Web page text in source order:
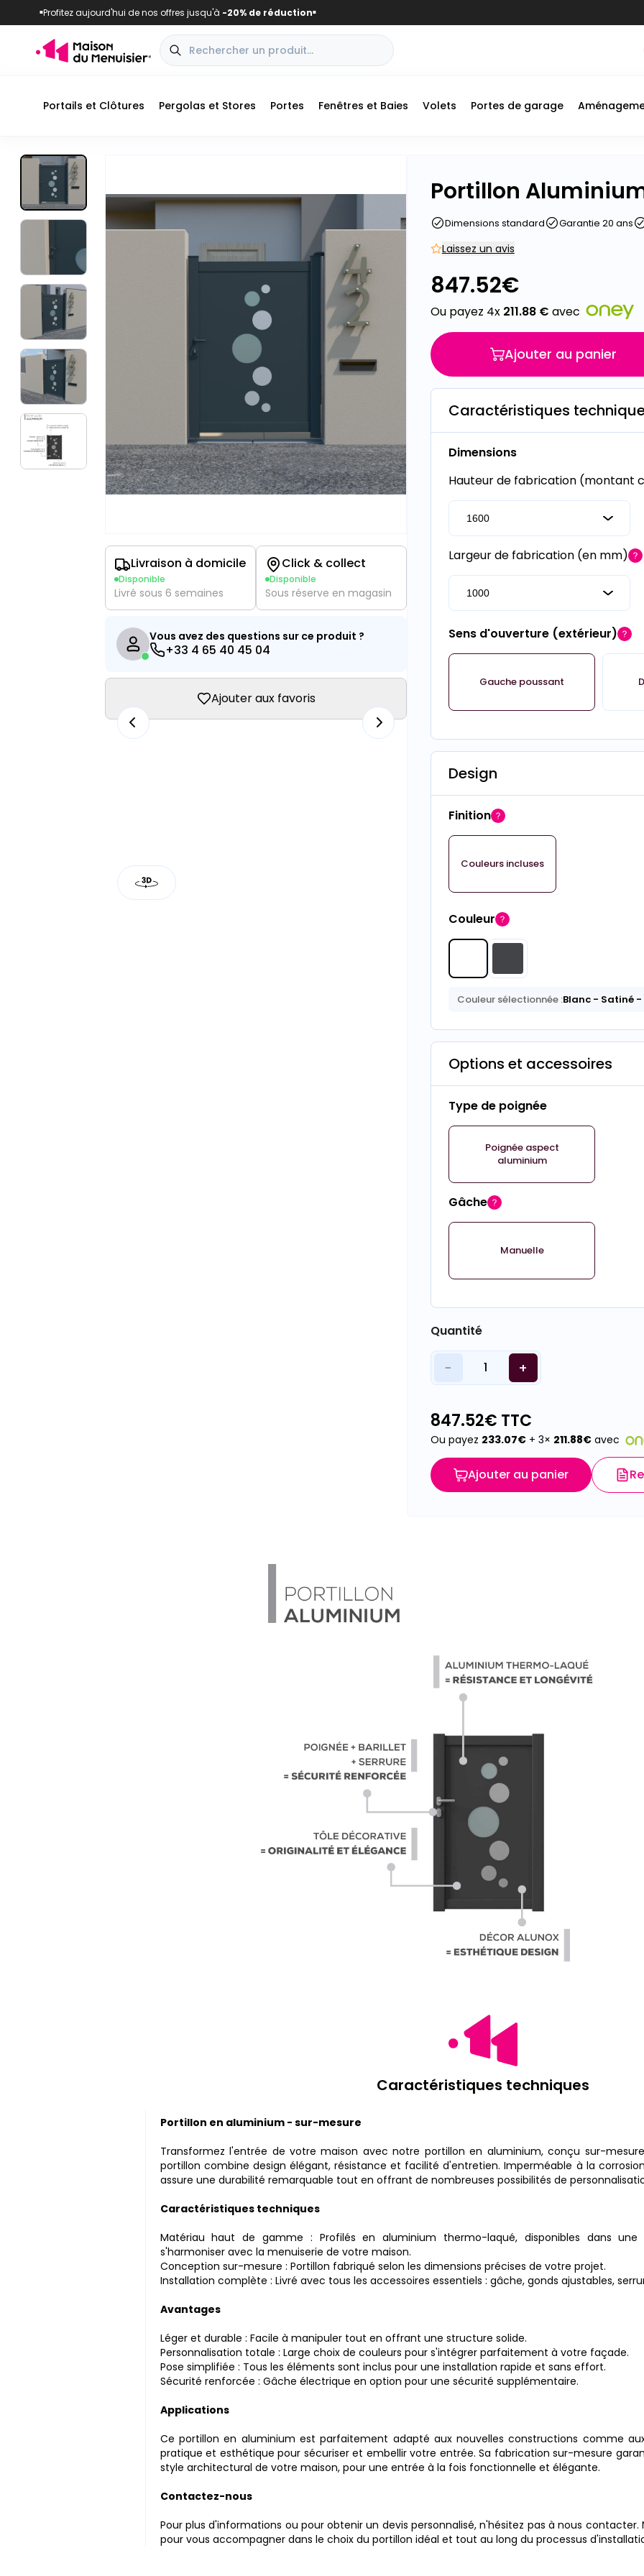
■Profitez aujourd'hui de nos offres jusqu'à -20% de réduction■
Portails et Clôtures Pergolas et Stores Portes Fenêtres et Baies Volets Portes de garage
Livraison à domicile
Disponible
Livré sous 6 semaines
Click & collect
Disponible
Sous réserve en magasin
Vous avez des questions sur ce produit ?
+33 4 65 40 45 04
Ajouter aux favoris
Portillon
Dimensions standard Garantie 20 ans
Laissez un avis
847.52€
Ou payez 4x 211.88€ avec
Ajouter au panier
Caractéristiques
Dimensions
Hauteur de fabrication (montant
Largeur de fabrication (en mm)
Sens d'ouverture (extérieur)
Gauche poussant
Design
Finition
Couleurs incluses
Couleur
Couleur sélectionnée :Blanc- Satiné-
Options et accessoires
Type de poignée
Poignée aspect
aluminium
Gâche
Manuelle
Quantité
− 1 +
847.52€ TTC
Ou payez 233.07€+ 3× 211.88€ avec
Ajouter au panier
Caractéristiques techniques
Portillon en aluminium - sur-mesure
Transformez l'entrée de votre maison avec notre portillon en aluminium, conçu sur-
portillon combine design élégant, résistance et facilité d'entretien. Imperméable à la
assure une durabilité remarquable tout en offrant de nombreuses possibilités de
Caractéristiques techniques
Matériau haut de gamme : Profilés en aluminium thermo-laqué, disponibles dans
s'harmoniser avec la menuiserie de votre maison.
Conception sur-mesure : Portillon fabriqué selon les dimensions précises de votre projet.
Installation complète : Livré avec tous les accessoires essentiels : gâche, gonds ajustables,
Avantages
Léger et durable : Facile à manipuler tout en offrant une structure solide.
Personnalisation totale : Large choix de couleurs pour s'intégrer parfaitement à votre façade.
Pose simplifiée : Tous les éléments sont inclus pour une installation rapide et sans effort.
Sécurité renforcée : Gâche électrique en option pour une sécurité supplémentaire.
Applications
Ce portillon en aluminium est parfaitement adapté aux nouvelles constructions comme
pratique et esthétique pour sécuriser et embellir votre entrée. Sa fabrication sur-mesure
style architectural de votre maison, pour une entrée à la fois fonctionnelle et élégante.
Contactez-nous
Pour plus d'informations ou pour obtenir un devis personnalisé, n'hésitez pas à nous
pour vous accompagner dans le choix du portillon idéal et tout au long du processus